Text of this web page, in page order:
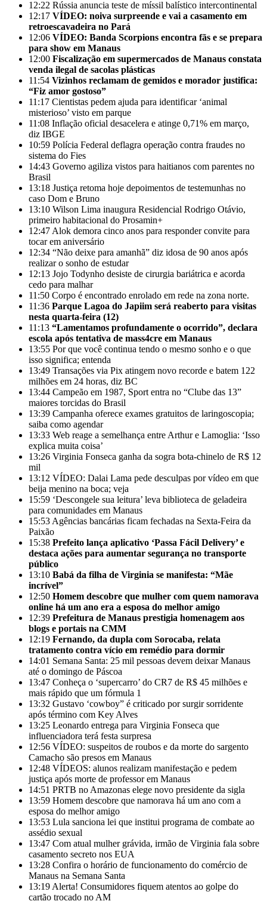
12:22 Rússia anuncia teste de míssil balístico intercontinental
12:17 VÍDEO: noiva surpreende e vai a casamento em
retroescavadeira no Pará
12:06 VÍDEO: Banda Scorpions encontra fãs e se prepara
para show em Manaus
12:00 Fiscalização em supermercados de Manaus constata
venda ilegal de sacolas plásticas
11:54 Vizinhos reclamam de gemidos e morador justifica:
“Fiz amor gostoso”
11:17 Cientistas pedem ajuda para identificar ‘animal
misterioso’ visto em parque
11:08 Inflação oficial desacelera e atinge 0,71% em março,
diz IBGE
10:59 Polícia Federal deflagra operação contra fraudes no
sistema do Fies
14:43 Governo agiliza vistos para haitianos com parentes no
Brasil
13:18 Justiça retoma hoje depoimentos de testemunhas no
caso Dom e Bruno
13:10 Wilson Lima inaugura Residencial Rodrigo Otávio,
primeiro habitacional do Prosamin+
12:47 Alok demora cinco anos para responder convite para
tocar em aniversário
12:34 “Não deixe para amanhã” diz idosa de 90 anos após
realizar o sonho de estudar
12:13 Jojo Todynho desiste de cirurgia bariátrica e acorda
cedo para malhar
11:50 Corpo é encontrado enrolado em rede na zona norte.
11:36 Parque Lagoa do Japiim será reaberto para visitas
nesta quarta-feira (12)
11:13 “Lamentamos profundamente o ocorrido”, declara
escola após tentativa de mass4cre em Manaus
13:55 Por que você continua tendo o mesmo sonho e o que
isso significa; entenda
13:49 Transações via Pix atingem novo recorde e batem 122
milhões em 24 horas, diz BC
13:44 Campeão em 1987, Sport entra no “Clube das 13”
maiores torcidas do Brasil
13:39 Campanha oferece exames gratuitos de laringoscopia;
saiba como agendar
13:33 Web reage a semelhança entre Arthur e Lamoglia: ‘Isso
explica muita coisa’
13:26 Virginia Fonseca ganha da sogra bota-chinelo de R$ 12
mil
13:12 VÍDEO: Dalai Lama pede desculpas por vídeo em que
beija menino na boca; veja
15:59 ‘Descongele sua leitura’ leva biblioteca de geladeira
para comunidades em Manaus
15:53 Agências bancárias ficam fechadas na Sexta-Feira da
Paixão
15:38 Prefeito lança aplicativo ‘Passa Fácil Delivery’ e
destaca ações para aumentar segurança no transporte
público
13:10 Babá da filha de Virginia se manifesta: “Mãe
incrível”
12:50 Homem descobre que mulher com quem namorava
online há um ano era a esposa do melhor amigo
12:39 Prefeitura de Manaus prestigia homenagem aos
blogs e portais na CMM
12:19 Fernando, da dupla com Sorocaba, relata
tratamento contra vício em remédio para dormir
14:01 Semana Santa: 25 mil pessoas devem deixar Manaus
até o domingo de Páscoa
13:47 Conheça o ‘supercarro’ do CR7 de R$ 45 milhões e
mais rápido que um fórmula 1
13:32 Gustavo ‘cowboy” é criticado por surgir sorridente
após término com Key Alves
13:25 Leonardo entrega para Virginia Fonseca que
influenciadora terá festa surpresa
12:56 VÍDEO: suspeitos de roubos e da morte do sargento
Camacho são presos em Manaus
12:48 VÍDEOS: alunos realizam manifestação e pedem
justiça após morte de professor em Manaus
14:51 PRTB no Amazonas elege novo presidente da sigla
13:59 Homem descobre que namorava há um ano com a
esposa do melhor amigo
13:53 Lula sanciona lei que institui programa de combate ao
assédio sexual
13:47 Com atual mulher grávida, irmão de Virginia fala sobre
casamento secreto nos EUA
13:28 Confira o horário de funcionamento do comércio de
Manaus na Semana Santa
13:19 Alerta! Consumidores fiquem atentos ao golpe do
cartão trocado no AM